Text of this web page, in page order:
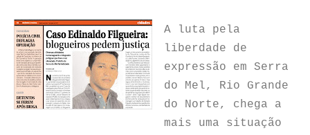
A luta pela
liberdade de
expressão em Serra
do Mel, Rio Grande
do Norte, chega a
mais uma situação